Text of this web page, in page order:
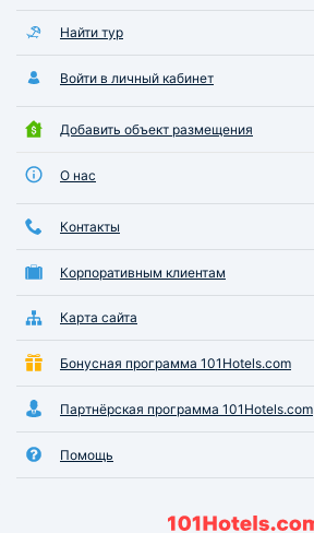
Найти тур
Войти в личный кабинет
Добавить объект размещения
О нас
Контакты
Корпоративным клиентам
Карта сайта
Бонусная программа 101Hotels.com
Партнёрская программа 101Hotels.com
Помощь